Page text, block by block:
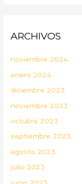
ARCHIVOS
noviembre 2024
enero 2024
diciembre 2023
noviembre 2023
octubre 2023
septiembre 2023
agosto 2023
julio 2023
junio 2023